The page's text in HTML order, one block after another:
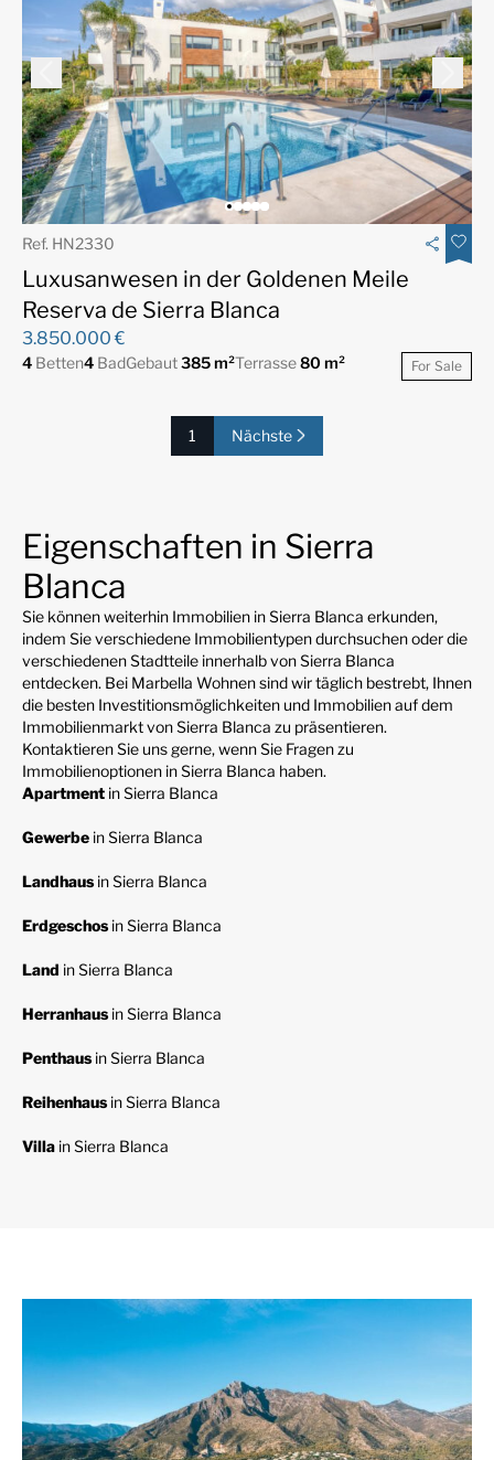
Ref. HN2330
Luxusanwesen in der Goldenen Meile
Reserva de Sierra Blanca
3.850.000 €
4 Betten4 BadGebaut385 m²Terrasse80 m² For Sale
1 Nächste
Eigenschaften in Sierra
Blanca
Sie können weiterhin Immobilien in Sierra Blanca erkunden,
indem Sie verschiedene Immobilientypen durchsuchen oder die
verschiedenen Stadtteile innerhalb von Sierra Blanca
entdecken. Bei Marbella Wohnen sind wir täglich bestrebt, Ihnen
die besten Investitionsmöglichkeiten und Immobilien auf dem
Immobilienmarkt von Sierra Blanca zu präsentieren.
Kontaktieren Sie uns gerne, wenn Sie Fragen zu
Immobilienoptionen in Sierra Blanca haben.
Apartment in Sierra Blanca
Gewerbe in Sierra Blanca
Landhausin Sierra Blanca
Erdgeschosin Sierra Blanca
Land in Sierra Blanca
Herranhausin Sierra Blanca
Penthausin Sierra Blanca
Reihenhausin Sierra Blanca
Villa in Sierra Blanca